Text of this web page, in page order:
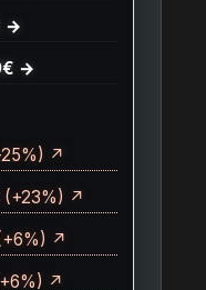
→
→
↗
(+23%) ↗
↗
↗